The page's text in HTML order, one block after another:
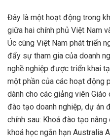
Đây là một hoạt động trong
giữa hai chính phủ Việt Nam
Úc cùng Việt Nam phát triển
đẩy sự tham gia của doanh
nghề nghiệp được triển khai
một phần của các hoạt động
dành cho các giảng viên
đào tạo doanh nghiệp, dự án
chính sau: Khoá đào tạo
khoá học ngắn hạn Australia